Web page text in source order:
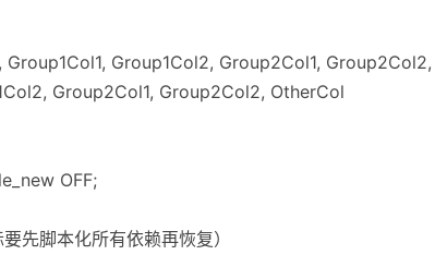
Group1Col1, Group1Col2, Group2Col1,
Group2Col1, Group2Col2, OtherCol
OFF;
先脚本化所有依赖再恢复）